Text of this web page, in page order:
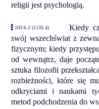
religii jest psychologią.
103:6.2 (1135.4)
Kiedy
swój wszechświat z
fizycznym; kiedy
od wewnątrz, daje
sztuka filozofii
rozbieżności, które się
odkryciami i naukami
metod podchodzenia do